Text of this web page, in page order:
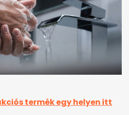
termék egy helyen itt